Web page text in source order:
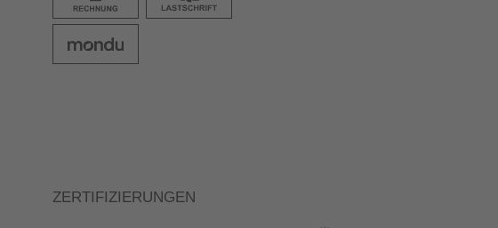
ZERTIFIZIERUNGEN